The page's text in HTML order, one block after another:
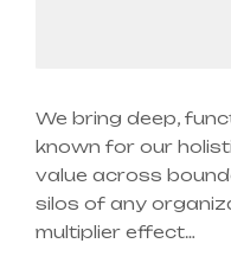
We bring deep,
known for our
value across
silos of any
multiplier effect…